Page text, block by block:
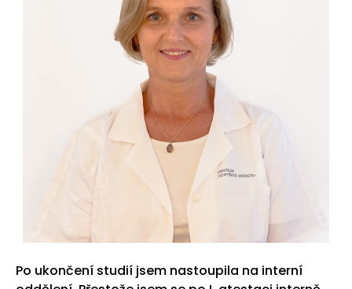
Po ukončení studií jsem nastoupila na interní